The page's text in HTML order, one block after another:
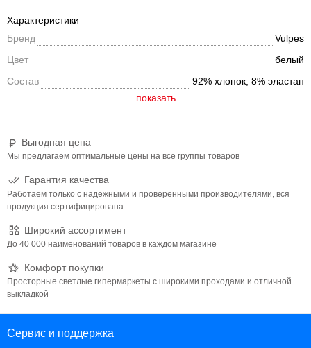
Выгодная цена
Мы предлагаем оптимальные цены на все группы товаров
Гарантия качества
Работаем только с надежными и проверенными производителями, вся
продукция сертифицирована
Широкий ассортимент
До 40 000 наименований товаров в каждом магазине
Комфорт покупки
Просторные светлые гипермаркеты с широкими проходами и отличной
выкладкой
Характеристики
Бренд
Vulpes
Цвет
белый
Состав
92% хлопок, 8% эластан
Сервис и поддержка